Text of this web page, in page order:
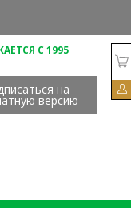
С 1995
на
версию